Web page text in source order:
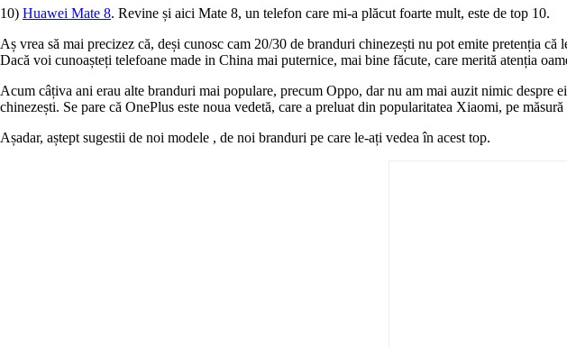
10) Huawei Mate 8. Revine și aici Mate 8, un telefon care mi-a plăcut foarte mult, este de top 10.
Aș vrea să mai precizez că, deși cunosc cam 20/30 de branduri chinezești nu pot emite pretenția
Dacă voi cunoașteți telefoane made in China mai puternice, mai bine făcute, care merită atenția
Acum câțiva ani erau alte branduri mai populare, precum Oppo, dar nu am mai auzit nimic
chinezești. Se pare că OnePlus este noua vedetă, care a preluat din popularitatea Xiaomi, pe
Așadar, aștept sugestii de noi modele , de noi branduri pe care le-ați vedea în acest top.